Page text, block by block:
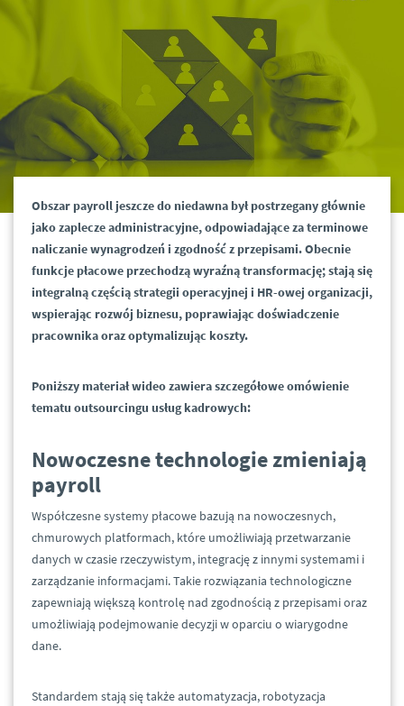
Obszar payroll jeszcze do niedawna był postrzegany głównie
jako zaplecze administracyjne, odpowiadające za terminowe
naliczanie wynagrodzeń i zgodność z przepisami. Obecnie
funkcje płacowe przechodzą wyraźną transformację; stają się
integralną częścią strategii operacyjnej i HR-owej organizacji,
wspierając rozwój biznesu, poprawiając doświadczenie
pracownika oraz optymalizując koszty.
Poniższy materiał wideo zawiera szczegółowe omówienie
tematu outsourcingu usług kadrowych:
Nowoczesne technologie zmieniają
payroll
Współczesne systemy płacowe bazują na nowoczesnych,
chmurowych platformach, które umożliwiają przetwarzanie
danych w czasie rzeczywistym, integrację z innymi systemami i
zarządzanie informacjami. Takie rozwiązania technologiczne
zapewniają większą kontrolę nad zgodnością z przepisami oraz
umożliwiają podejmowanie decyzji w oparciu o wiarygodne
dane.
Standardem stają się także automatyzacja, robotyzacja